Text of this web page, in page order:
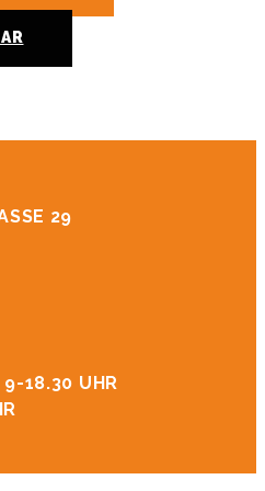
29
9-18.30 UHR